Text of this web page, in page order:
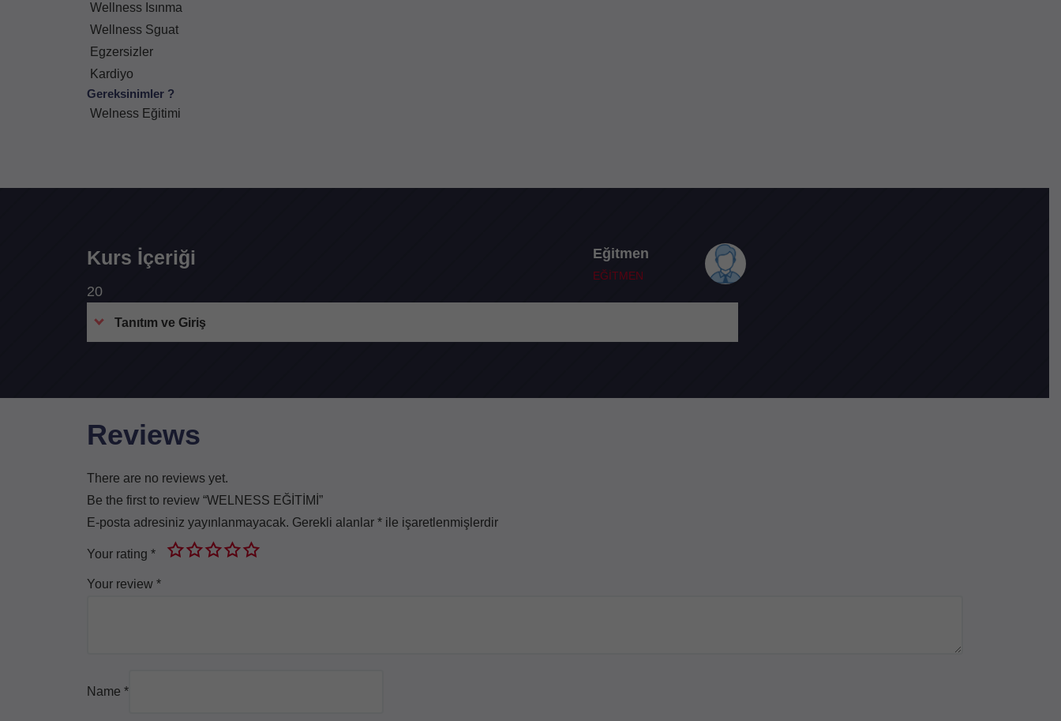
Wellness Isınma
Wellness Sguat
Egzersizler
Kardiyo
Gereksinimler ?
Welness Eğitimi
Kurs İçeriği
20
Eğitmen
EĞİTMEN
Tanıtım ve Giriş
Reviews
There are no reviews yet.
Be the first to review “WELNESS EĞİTİMİ”
E-posta adresiniz yayınlanmayacak. Gerekli alanlar *ile işaretlenmişlerdir
Your rating *
Your review *
Name *